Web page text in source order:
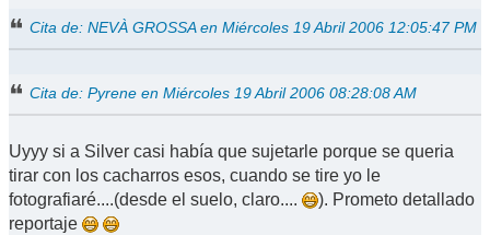
Cita de: NEVÀ GROSSA en Miércoles 19 Abril 2006 12:05:47 PM
Cita de: Pyrene en Miércoles 19 Abril 2006 08:28:08 AM
Uyyy si a Silver casi había que sujetarle porque se queria
tirar con los cacharros esos, cuando se tire yo le
fotografiaré....(desde el suelo, claro....
). Prometo detallado
reportaje